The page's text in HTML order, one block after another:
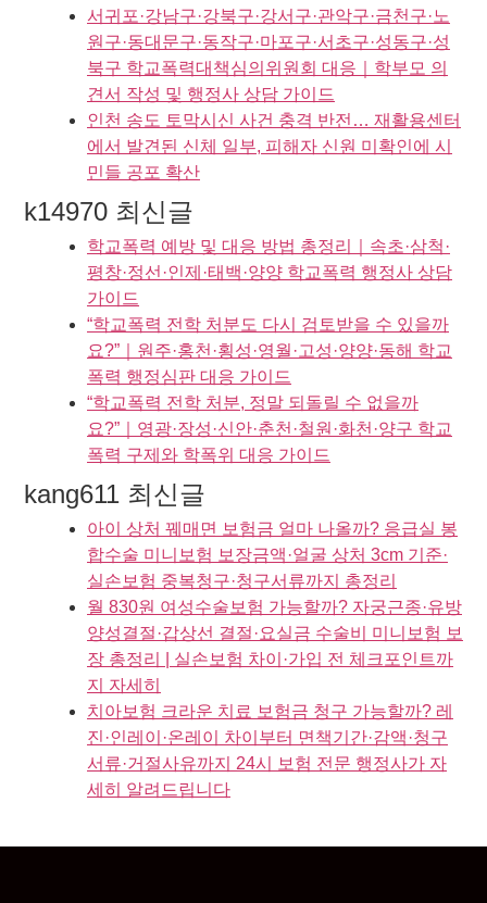
서귀포·강남구·강북구·강서구·관악구·금천구·노
원구·동대문구·동작구·마포구·서초구·성동구·성
북구 학교폭력대책심의위원회 대응｜학부모 의
견서 작성 및 행정사 상담 가이드
인천 송도 토막시신 사건 충격 반전… 재활용센터
에서 발견된 신체 일부, 피해자 신원 미확인에 시
민들 공포 확산
k14970 최신글
학교폭력 예방 및 대응 방법 총정리｜속초·삼척·
평창·정선·인제·태백·양양 학교폭력 행정사 상담
가이드
“학교폭력 전학 처분도 다시 검토받을 수 있을까
요?”｜원주·홍천·횡성·영월·고성·양양·동해 학교
폭력 행정심판 대응 가이드
“학교폭력 전학 처분, 정말 되돌릴 수 없을까
요?”｜영광·장성·신안·춘천·철원·화천·양구 학교
폭력 구제와 학폭위 대응 가이드
kang611 최신글
아이 상처 꿰매면 보험금 얼마 나올까? 응급실 봉
합수술 미니보험 보장금액·얼굴 상처 3cm 기준·
실손보험 중복청구·청구서류까지 총정리
월 830원 여성수술보험 가능할까? 자궁근종·유방
양성결절·갑상선 결절·요실금 수술비 미니보험 보
장 총정리 | 실손보험 차이·가입 전 체크포인트까
지 자세히
치아보험 크라운 치료 보험금 청구 가능할까? 레
진·인레이·온레이 차이부터 면책기간·감액·청구
서류·거절사유까지 24시 보험 전문 행정사가 자
세히 알려드립니다